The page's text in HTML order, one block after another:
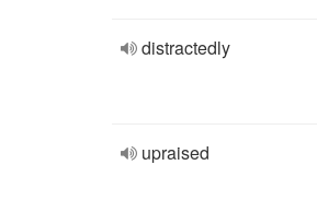
distractedly
upraised